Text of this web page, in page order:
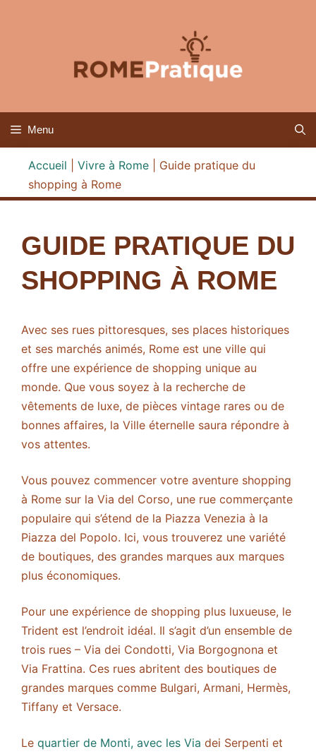
Menu
Accueil Vivre à Rome
Guide pratique du
shopping à Rome
GUIDE PRATIQUE DU
SHOPPING À ROME
Avec ses rues pittoresques, ses places historiques
et ses marchés animés, Rome est une ville qui
offre une expérience de shopping unique au
monde. Que vous soyez à la recherche de
vêtements de luxe, de pièces vintage rares ou de
bonnes affaires, la Ville éternelle saura répondre à
vos attentes.
Vous pouvez commencer votre aventure shopping
à Rome sur la Via del Corso, une rue commerçante
populaire qui s’étend de la Piazza Venezia à la
Piazza del Popolo. Ici, vous trouverez une variété
de boutiques, des grandes marques aux marques
plus économiques.
Pour une expérience de shopping plus luxueuse, le
Trident est l’endroit idéal. Il s’agit d’un ensemble de
trois rues – Via dei Condotti, Via Borgognona et
Via Frattina. Ces rues abritent des boutiques de
grandes marques comme Bulgari, Armani, Hermès,
Tiffany et Versace.
Le quartier de Monti, avec les Via dei Serpenti et